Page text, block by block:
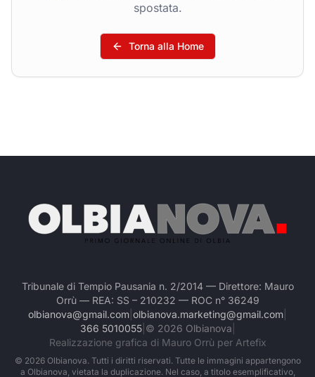
spostata.
Torna alla Home
Tribunale di Tempio Pausania n. 2/2014 — Direttore: Mauro
Orrù — REA: SS – 210232 — ROC n° 36249
olbianova@gmail.com olbianova.marketing@gmail.com
366 5010055| © 2026 Olbianova
Realizzazione grafica di Mauro Orrù per Artefix
© 2026Olbianova. Tutti i diritti riservati. Tutte le immagini appartengono
a Olbianova, vietata la duplicazione. Nel caso, a titolo esemplificativo,